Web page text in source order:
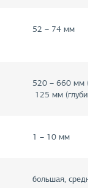
52 – 74 мм
520 – 660 мм
125 мм (глубина)
1 – 10 мм
большая,